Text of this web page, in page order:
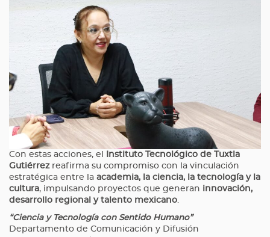
Con estas acciones, el
Instituto Tecnológico de Tuxtla
Gutiérrezreafirma su compromiso con la vinculación
estratégica entre la academia, la ciencia, la tecnología y la
cultura, impulsando proyectos que generan innovación,
desarrollo regional y talento mexicano
“Ciencia y Tecnología con Sentido Humano”
Departamento de Comunicación y Difusión